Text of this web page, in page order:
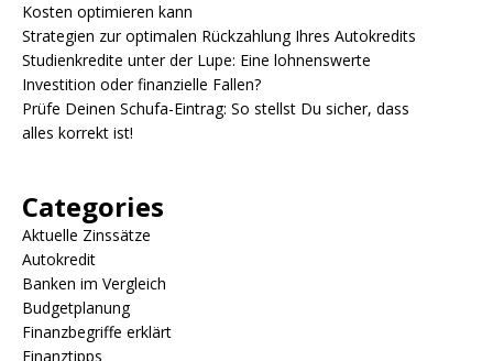
Kosten optimieren kann
Strategien zur optimalen Rückzahlung Ihres Autokredits
Studienkredite unter der Lupe: Eine lohnenswerte
Investition oder finanzielle Fallen?
Prüfe Deinen Schufa-Eintrag: So stellst Du sicher, dass
alles korrekt ist!
Categories
Aktuelle Zinssätze
Autokredit
Banken im Vergleich
Budgetplanung
Finanzbegriffe erklärt
Finanztipps